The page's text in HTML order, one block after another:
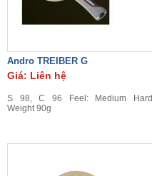
Andro TREIBER G
Giá: Liên hệ
S 98, C 96 Feel: Medium Hard
Weight 90g